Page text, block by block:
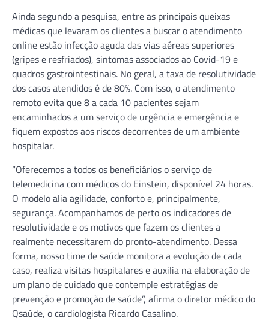
Ainda segundo a pesquisa, entre as principais queixas
médicas que levaram os clientes a buscar o atendimento
online estão infecção aguda das vias aéreas superiores
(gripes e resfriados), sintomas associados ao Covid-19 e
quadros gastrointestinais. No geral, a taxa de resolutividade
dos casos atendidos é de 80%. Com isso, o atendimento
remoto evita que 8 a cada 10 pacientes sejam
encaminhados a um serviço de urgência e emergência e
fiquem expostos aos riscos decorrentes de um ambiente
hospitalar.
“Oferecemos a todos os beneficiários o serviço de
telemedicina com médicos do Einstein, disponível 24 horas.
O modelo alia agilidade, conforto e, principalmente,
segurança. Acompanhamos de perto os indicadores de
resolutividade e os motivos que fazem os clientes a
realmente necessitarem do pronto-atendimento. Dessa
forma, nosso time de saúde monitora a evolução de cada
caso, realiza visitas hospitalares e auxilia na elaboração de
um plano de cuidado que contemple estratégias de
prevenção e promoção de saúde”, afirma o diretor médico do
Qsaúde, o cardiologista Ricardo Casalino.